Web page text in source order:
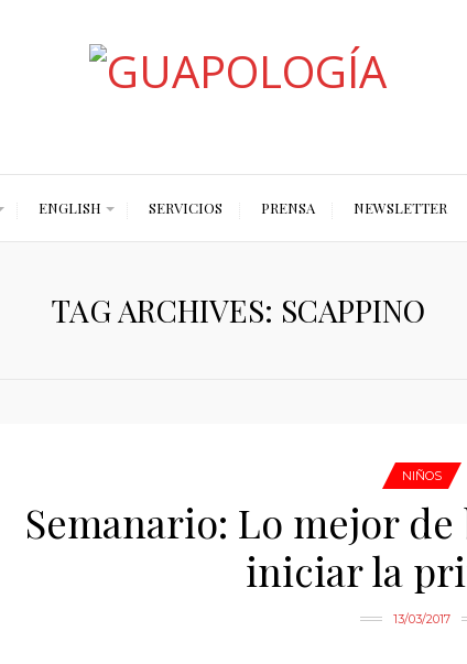
ENGLISH SERVICIOS PRENSA NEWSLETTER
TAG ARCHIVES: SCAPPINO
NIÑOS
Semanario: Lo mejor
iniciar la
13/03/2017